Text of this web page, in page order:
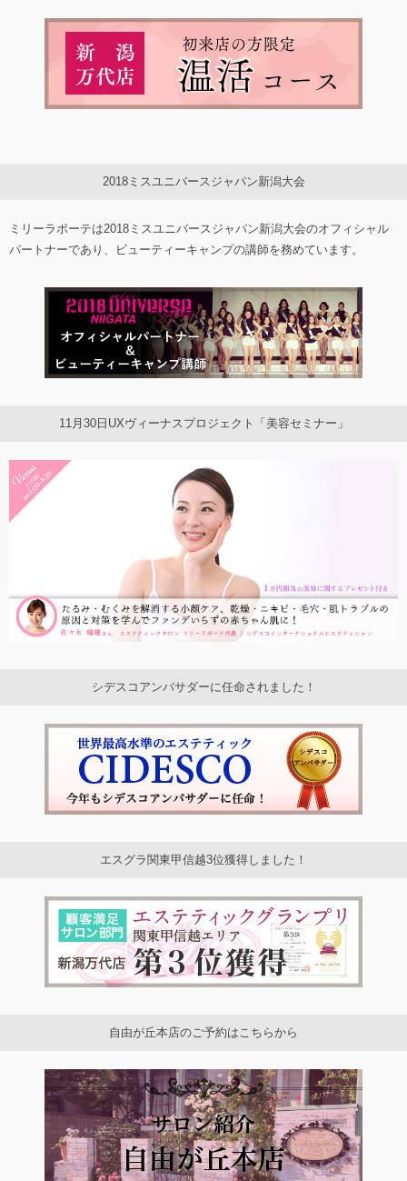
2018ミスユニバースジャパン新潟大会
ミリーラボーテは2018ミスユニバースジャパン新潟大会のオフィシャル
パートナーであり、ビューティーキャンプの講師を務めています。
11月30日UXヴィーナスプロジェクト「美容セミナー」
シデスコアンバサダーに任命されました！
エスグラ関東甲信越3位獲得しました！
自由が丘本店のご予約はこちらから